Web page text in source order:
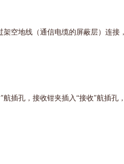
空地线（通信电缆的屏蔽层）连接
插孔，接收钳夹插入“接收"航插孔